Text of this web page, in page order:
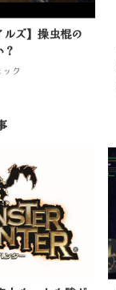
ルズ】操虫棍の
ク